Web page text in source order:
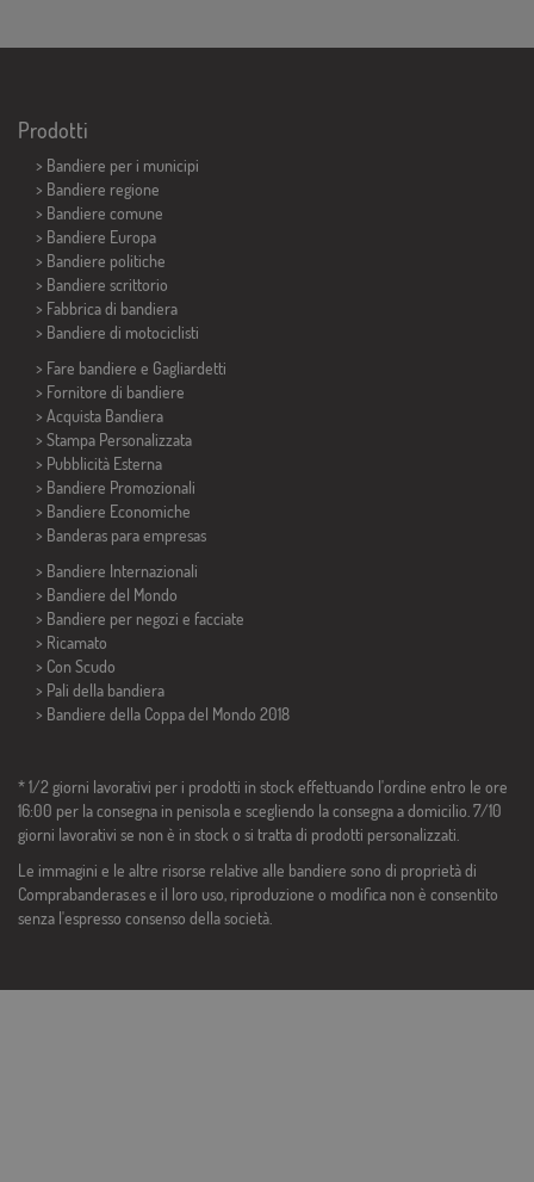
Prodotti
> Bandiere per i municipi
> Bandiere regione
> Bandiere comune
> Bandiere Europa
> Bandiere politiche
> Bandiere scrittorio
> Fabbrica di bandiera
> Bandiere di motociclisti
> Fare bandiere e Gagliardetti
> Fornitore di bandiere
> Acquista Bandiera
> Stampa Personalizzata
> Pubblicità Esterna
> Bandiere Promozionali
> Bandiere Economiche
> Banderas para empresas
> Bandiere Internazionali
> Bandiere del Mondo
> Bandiere per negozi e facciate
> Ricamato
> Con Scudo
> Pali della bandiera
> Bandiere della Coppa del Mondo 2018
* 1/2 giorni lavorativi per i prodotti in stock effettuando l'ordine entro le ore
16:00 per la consegna in penisola e scegliendo la consegna a domicilio. 7/10
giorni lavorativi se non è in stock o si tratta di prodotti personalizzati.
Le immagini e le altre risorse relative alle bandiere sono di proprietà di
Comprabanderas.es e il loro uso, riproduzione o modifica non è consentito
senza l'espresso consenso della società.